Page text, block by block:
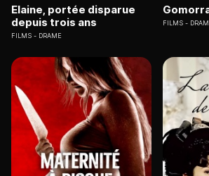
Elaine, portée disparue
depuis trois ans
FILMS DRAME
FILMS